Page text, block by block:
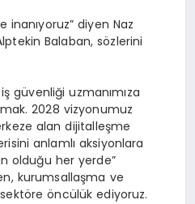
diyen Naz
Balaban, sözlerini
güvenliği uzmanımıza
2028 vizyonumuz
alan dijitalleşme
anlamlı aksiyonlara
olduğu her yerde”
kurumsallaşma ve
öncülük ediyoruz.